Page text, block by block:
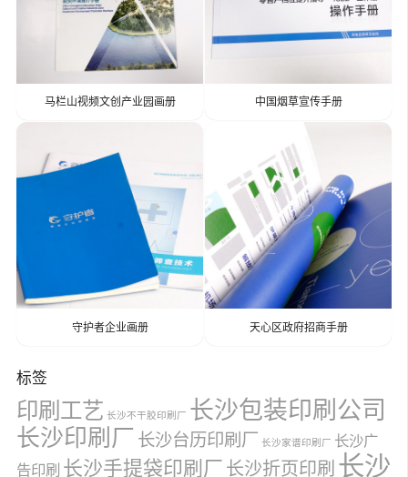
马栏山视频文创产业园画册 中国烟草宣传手册
守护者企业画册 天心区政府招商手册
标签
印刷工艺 长沙不干胶印刷厂 长沙包装印刷公司
长沙印刷厂 长沙台历印刷厂 长沙家谱印刷厂 长沙广
告印刷 长沙手提袋印刷厂 长沙折页印刷 长沙